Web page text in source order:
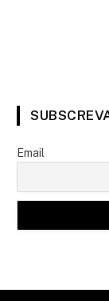
Email